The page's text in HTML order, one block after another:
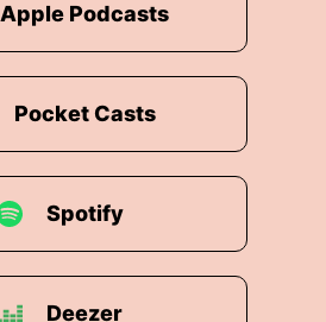
Apple Podcasts
Pocket Casts
Spotify
Deezer